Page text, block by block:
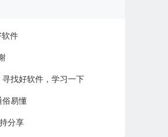
软件
寻找好软件，学习一下
俗易懂
分享